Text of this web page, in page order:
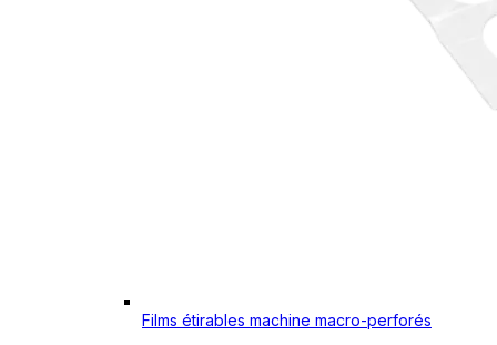
Films étirables machine macro-perforés